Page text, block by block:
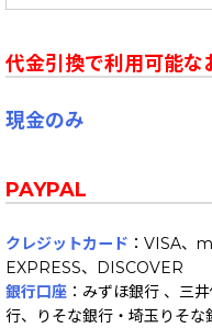
代金引換で利用可能な
現金のみ
PAYPAL
クレジットカード ：VISA、
EXPRESS、DISCOVER
銀行口座 ：みずほ銀行 、三
行、りそな銀行・埼玉りそな